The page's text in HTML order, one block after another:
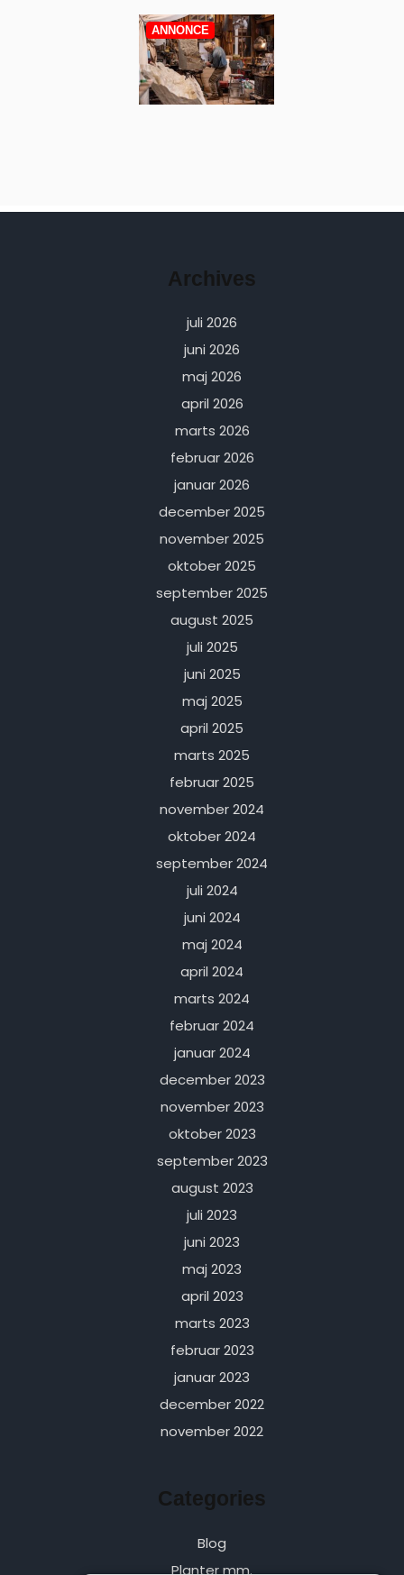
ANNONCE
Archives
juli 2026
juni 2026
maj 2026
april 2026
marts 2026
februar 2026
januar 2026
december 2025
november 2025
oktober 2025
september 2025
august 2025
juli 2025
juni 2025
maj 2025
april 2025
marts 2025
februar 2025
november 2024
oktober 2024
september 2024
juli 2024
juni 2024
maj 2024
april 2024
marts 2024
februar 2024
januar 2024
december 2023
november 2023
oktober 2023
september 2023
august 2023
juli 2023
juni 2023
maj 2023
april 2023
marts 2023
februar 2023
januar 2023
december 2022
november 2022
Categories
Blog
Planter mm.